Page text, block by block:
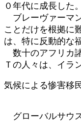
０年代に成長した
ブレーヴァーマ
ことだけを根拠に
は、特に反動的な
数十のアフリカ
Ｔの人々は、イラ
気候による惨害移
グローバルサウ